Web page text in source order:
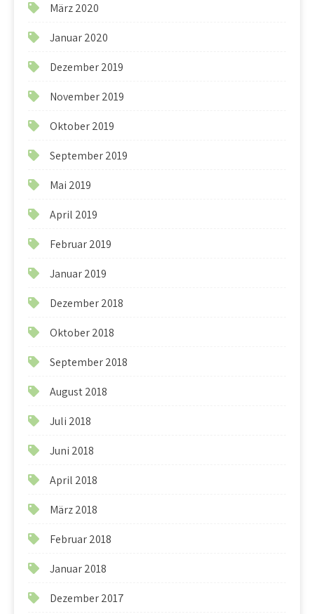
März 2020
Januar 2020
Dezember 2019
November 2019
Oktober 2019
September 2019
Mai 2019
April 2019
Februar 2019
Januar 2019
Dezember 2018
Oktober 2018
September 2018
August 2018
Juli 2018
Juni 2018
April 2018
März 2018
Februar 2018
Januar 2018
Dezember 2017